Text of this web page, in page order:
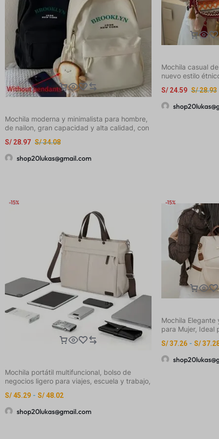
Mochila moderna y minimalista para hombre,
de nailon, gran capacidad y alta calidad, con
S/34.08
S/ 28.97
shop20lukas@gmail.com
Mochila casual
nuevo estilo
borlas, bolso de
casual versátil y
S/28.93
S/ 24.59
-15%
Mochila portátil multifuncional, bolso de
negocios ligero para viajes, escuela y trabajo,
S/45.29 - S/48.02
shop20lukas@gmail.com
-15%
Mochila Elegante
para Mujer, Ideal
con Capacidad,
Ajustables, Cierre
Cremallera y
S/37.26 - S/